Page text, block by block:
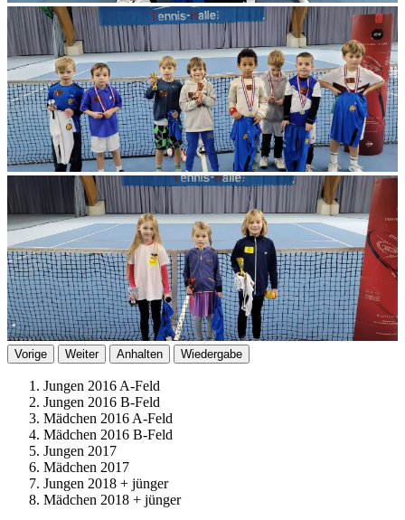
Vorige Weiter Anhalten Wiedergabe
Jungen 2016 A-Feld
Jungen 2016 B-Feld
Mädchen 2016 A-Feld
Mädchen 2016 B-Feld
Jungen 2017
Mädchen 2017
Jungen 2018 + jünger
Mädchen 2018 + jünger